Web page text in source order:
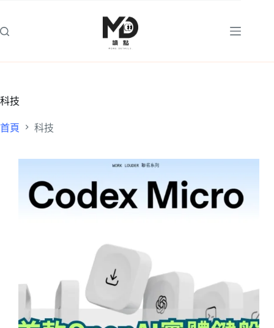
主
科技
首頁 科技